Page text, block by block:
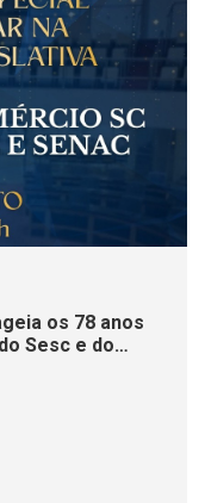
os 78 anos
Sesc e do